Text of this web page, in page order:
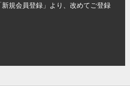
規会員登録」より、改めてご登録